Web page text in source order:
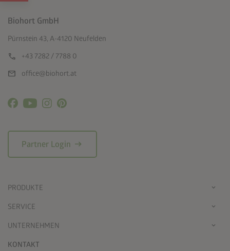
Biohort GmbH
Pürnstein 43, A-4120 Neufelden
call +43 7282 / 7788 0
mail office@biohort.at
Partner Login arrow_right_alt
PRODUKTE
SERVICE
UNTERNEHMEN
KONTAKT